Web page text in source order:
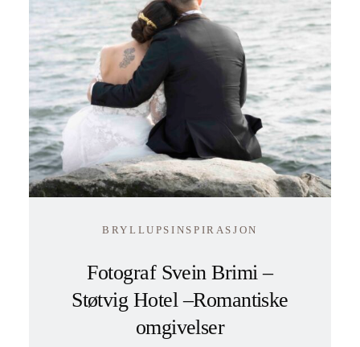
BRYLLUPSINSPIRASJON
Fotograf Svein Brimi –
Støtvig Hotel –Romantiske
omgivelser